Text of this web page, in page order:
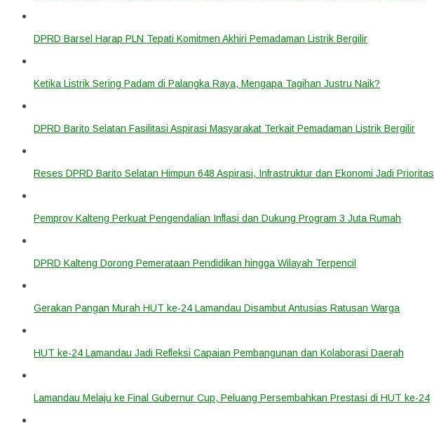
DPRD Barsel Harap PLN Tepati Komitmen Akhiri Pemadaman Listrik Bergilir
Ketika Listrik Sering Padam di Palangka Raya, Mengapa Tagihan Justru Naik?
DPRD Barito Selatan Fasilitasi Aspirasi Masyarakat Terkait Pemadaman Listrik Bergilir
Reses DPRD Barito Selatan Himpun 648 Aspirasi, Infrastruktur dan Ekonomi Jadi Prioritas
Pemprov Kalteng Perkuat Pengendalian Inflasi dan Dukung Program 3 Juta Rumah
DPRD Kalteng Dorong Pemerataan Pendidikan hingga Wilayah Terpencil
Gerakan Pangan Murah HUT ke-24 Lamandau Disambut Antusias Ratusan Warga
HUT ke-24 Lamandau Jadi Refleksi Capaian Pembangunan dan Kolaborasi Daerah
Lamandau Melaju ke Final Gubernur Cup, Peluang Persembahkan Prestasi di HUT ke-24